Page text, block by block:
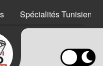
Spécialités